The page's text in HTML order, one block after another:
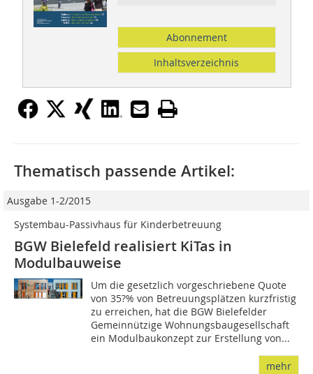
Abonnement
Inhaltsverzeichnis
Thematisch passende Artikel:
Ausgabe 1-2/2015
Systembau-Passivhaus für Kinderbetreuung
BGW Bielefeld realisiert KiTas in
Modulbauweise
Um die gesetzlich vorgeschriebene Quote
von 35?% von Betreuungsplätzen kurzfristig
zu erreichen, hat die BGW Bielefelder
Gemeinnützige Wohnungsbaugesellschaft
ein Modulbaukonzept zur Erstellung von...
mehr